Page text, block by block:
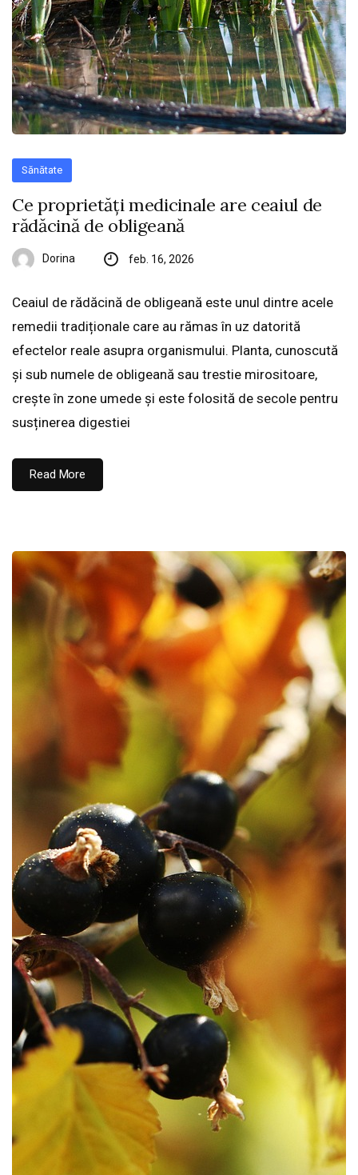
Sănătate
Ce proprietăți medicinale are ceaiul de
rădăcină de obligeană
Dorina feb. 16, 2026
Ceaiul de rădăcină de obligeană este unul dintre acele
remedii tradiționale care au rămas în uz datorită
efectelor reale asupra organismului. Planta, cunoscută
și sub numele de obligeană sau trestie mirositoare,
crește în zone umede și este folosită de secole pentru
susținerea digestiei
Read More